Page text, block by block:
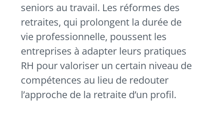
seniors au travail. Les réformes des
retraites, qui prolongent la durée de
vie professionnelle, poussent les
entreprises à adapter leurs pratiques
RH pour valoriser un certain niveau de
compétences au lieu de redouter
l’approche de la retraite d’un profil.